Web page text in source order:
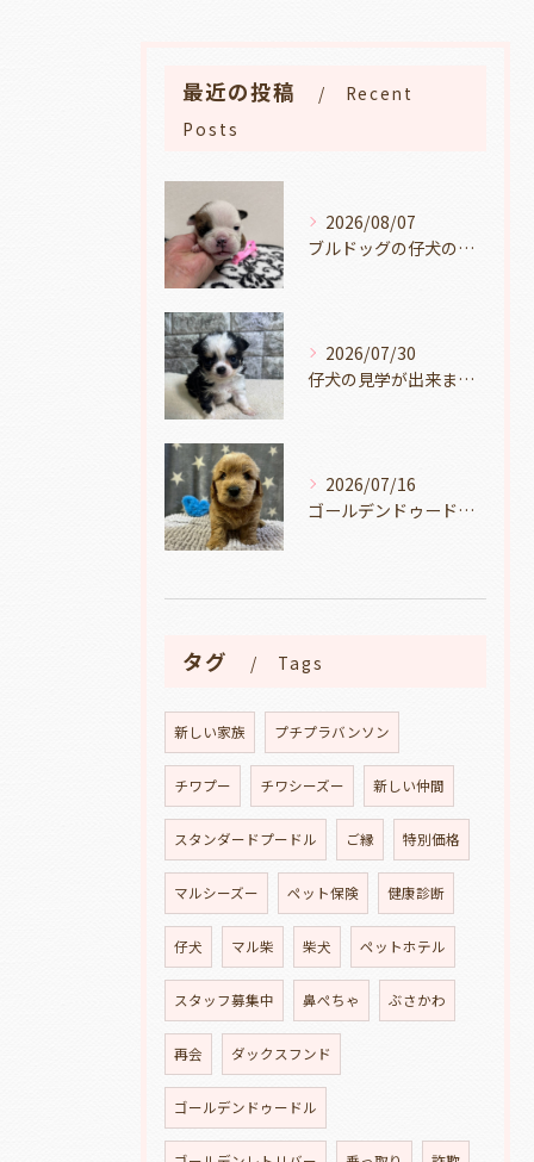
最近の投稿
Recent
Posts
2026/08/07
ブルドッグの仔犬のお目目があきました👀💑🐶岐阜県養老町のブリーダーワンダフルパピーです。
2026/07/30
仔犬の見学が出来ます🐶岐阜県養老町のブリーダーワンダフルパピーです。
2026/07/16
ゴールデンドゥードルの仔犬の見学が出来ます🐶🐶🐶岐阜県養老町のブリーダーワンダフルパピーです。
タグ Tags
新しい家族 プチプラバンソン
チワプー チワシーズー 新しい仲間
スタンダードプードル ご縁 特別価格
マルシーズー ペット保険 健康診断
仔犬 マル柴 柴犬 ペットホテル
スタッフ募集中 鼻ぺちゃ ぶさかわ
再会 ダックスフンド
ゴールデンドゥードル